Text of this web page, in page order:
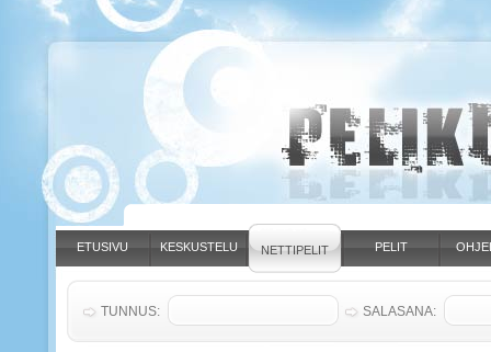
ETUSIVU KESKUSTELU NETTIPELIT PELIT
TUNNUS: SALASANA: